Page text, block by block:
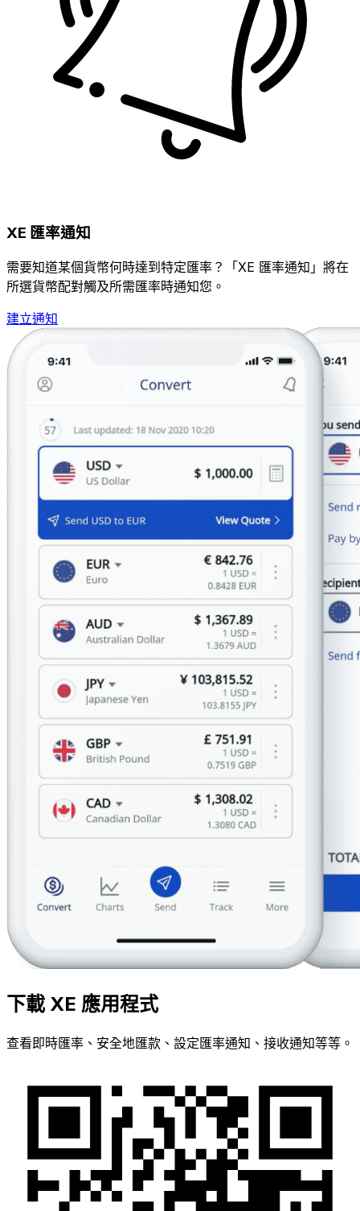
XE 匯率通知
需要知道某個貨幣何時達到特定匯率？「XE 匯率通知」將在
所選貨幣配對觸及所需匯率時通知您。
建立通知
下載 XE 應用程式
查看即時匯率、安全地匯款、設定匯率通知、接收通知等等。